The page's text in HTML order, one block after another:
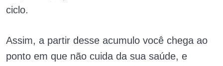
ciclo.
Assim, a partir desse acumulo você chega ao
ponto em que não cuida da sua saúde, e